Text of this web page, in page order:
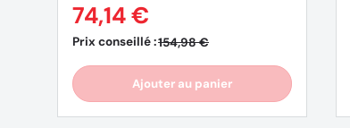
Prix conseillé :154,98 €
74,14 €
Ajouter au panier